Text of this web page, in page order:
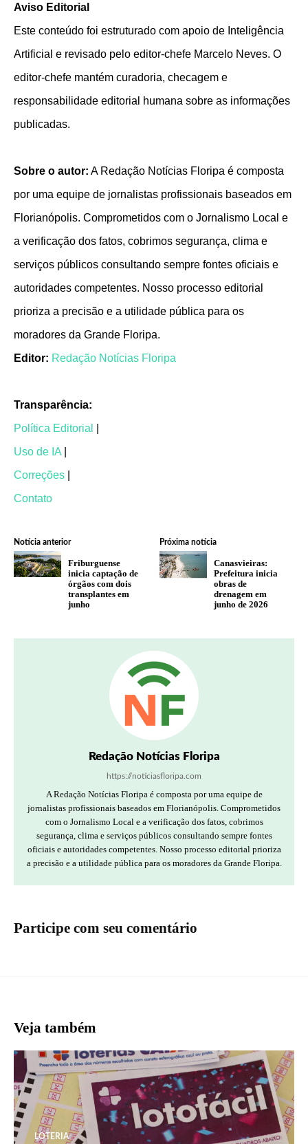
Aviso Editorial
Este conteúdo foi estruturado com apoio de Inteligência
Artificial e revisado pelo editor-chefe Marcelo Neves. O
editor-chefe mantém curadoria, checagem e
responsabilidade editorial humana sobre as informações
publicadas.
Sobre o autor: A Redação Notícias Floripa é composta
por uma equipe de jornalistas profissionais baseados em
Florianópolis. Comprometidos com o Jornalismo Local e
a verificação dos fatos, cobrimos segurança, clima e
serviços públicos consultando sempre fontes oficiais e
autoridades competentes. Nosso processo editorial
prioriza a precisão e a utilidade pública para os
moradores da Grande Floripa.
Editor: Redação Notícias Floripa
Transparência:
Política Editorial
Uso de IA
Correções
Contato
Notícia anterior
Friburguense
inicia captação de
órgãos com dois
transplantes em
junho
Próxima notícia
Canasvieiras:
Prefeitura inicia
obras de
drenagem em
junho de 2026
Redação Notícias Floripa
https://noticiasfloripa.com
A Redação Notícias Floripa é composta por uma equipe de
jornalistas profissionais baseados em Florianópolis. Comprometidos
com o Jornalismo Local e a verificação dos fatos, cobrimos
segurança, clima e serviços públicos consultando sempre fontes
oficiais e autoridades competentes. Nosso processo editorial prioriza
a precisão e a utilidade pública para os moradores da Grande Floripa.
Participe com seu comentário
Veja também
LOTERIA